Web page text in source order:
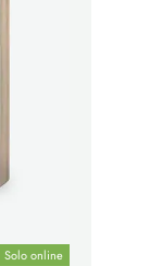
Solo online